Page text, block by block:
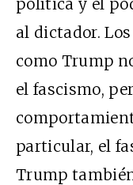
al dictador.
como Trump
el fascismo,
particular, el
Trump